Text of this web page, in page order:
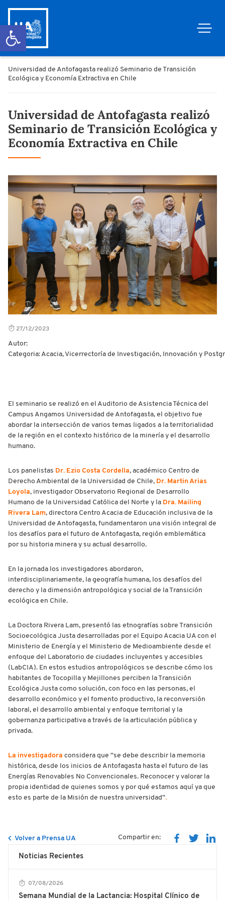
Abrir barra de herramientas
Universidad de Antofagasta realizó Seminario de Transición
Ecológica y Economía Extractiva en Chile
Universidad de Antofagasta realizó
Seminario de Transición Ecológica y
Economía Extractiva en Chile
27/12/2023
Autor:
Categoria: Acacia, Vicerrectoría de Investigación, Innovación y
El seminario se realizó en el Auditorio de Asistencia Técnica del
Campus Angamos Universidad de Antofagasta, el objetivo fue
abordar la intersección de varios temas ligados a la territorialidad
de la región en el contexto histórico de la minería y el desarrollo
humano.
Los panelistas Dr. Ezio Costa Cordella, académico Centro de
Derecho Ambiental de la Universidad de Chile, Dr. Martin Arias
Loyola, investigador Observatorio Regional de Desarrollo
Humano de la Universidad Católica del Norte y la Dra. Mailing
Rivera Lam, directora Centro Acacia de Educación inclusiva de la
Universidad de Antofagasta, fundamentaron una visión integral de
los desafíos para el futuro de Antofagasta, región emblemática
por su historia minera y su actual desarrollo.
En la jornada los investigadores abordaron,
interdisciplinariamente, la geografía humana, los desafíos del
derecho y la dimensión antropológica y social de la Transición
ecológica en Chile.
La Doctora Rivera Lam, presentó las etnografías sobre Transición
Socioecológica Justa desarrolladas por el Equipo Acacia UA con el
Ministerio de Energía y el Ministerio de Medioambiente desde el
enfoque del Laboratorio de ciudades incluyentes y accesibles
(LabCIA). En estos estudios antropológicos se describe cómo los
habitantes de Tocopilla y Mejillones perciben la Transición
Ecológica Justa como solución, con foco en las personas, el
desarrollo económico y el fomento productivo, la reconversión
laboral, el desarrollo ambiental y enfoque territorial y la
gobernanza participativa a través de la articulación pública y
privada.
La investigadora considera que “se debe describir la memoria
histórica, desde los inicios de Antofagasta hasta el futuro de las
Energías Renovables No Convencionales. Reconocer y valorar la
propia identidad de quienes somos y por qué estamos aquí ya que
esto es parte de la Misión de nuestra universidad”.
Volver a Prensa UA Compartir en:
Noticias Recientes
07/08/2026
Semana Mundial de la Lactancia: Hospital Clínico de